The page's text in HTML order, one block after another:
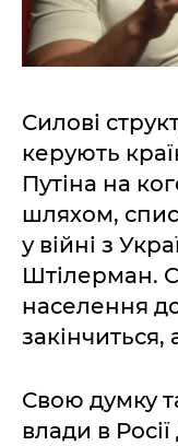
Силові
керують
Путіна на
шляхом,
у війні з
Штілерман.
населення
Свою думку
влади в